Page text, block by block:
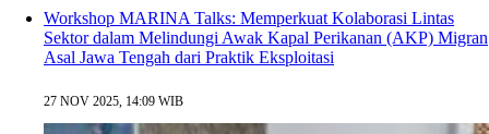
Workshop MARINA Talks: Memperkuat Kolaborasi Lintas
Sektor dalam Melindungi Awak Kapal Perikanan (AKP) Migran
Asal Jawa Tengah dari Praktik Eksploitasi
27 NOV 2025, 14:09 WIB